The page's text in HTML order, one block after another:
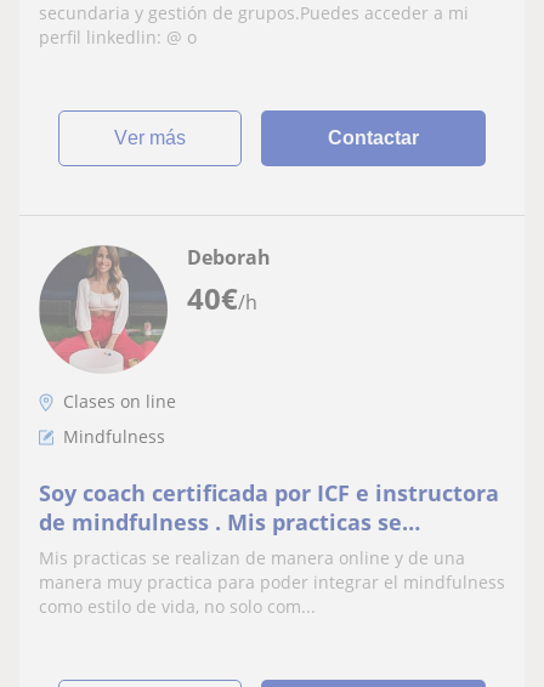
mejorar su bienestar
secundaria y gestión de grupos.Puedes acceder a mi
perfil linkedlin: @ o
ver más Contactar
40€/h
Deborah
Clases on line
Mindfulness
Soy coach certificada por ICF e instructora
de mindfulness . Mis practicas se
realizaron durante 6 años en China y USA.
Mis practicas se realizan de manera online y de una
manera muy practica para poder integrar el mindfulness
como estilo de vida, no solo com...